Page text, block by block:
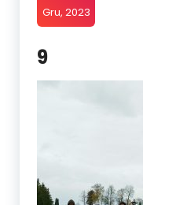
Gru, 2023
9